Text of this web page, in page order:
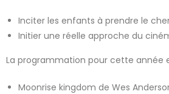
Inciter les enfants à prendre le
Initier une réelle approche du
La programmation pour cette année
Moonrise kingdom de Wes